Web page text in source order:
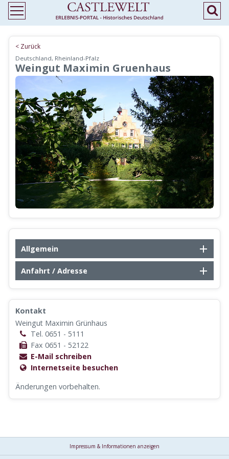
< Zurück
Deutschland, Rheinland-Pfalz
Weingut Maximin Gruenhaus
Allgemein
Anfahrt / Adresse
Kontakt
Weingut Maximin Grünhaus
Tel. 0651 - 5111
Fax 0651 - 52122
E-Mail schreiben
Internetseite besuchen
Änderungen vorbehalten.
Impressum & Informationen anzeigen